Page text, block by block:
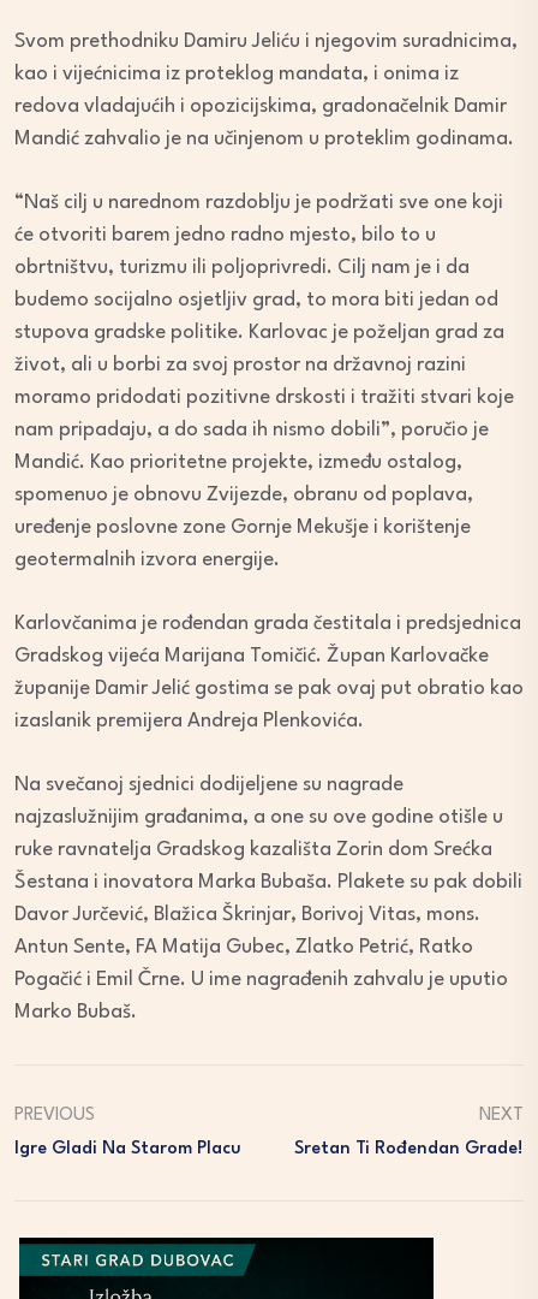
Svom prethodniku Damiru Jeliću i njegovim suradnicima,
kao i vijećnicima iz proteklog mandata, i onima iz
redova vladajućih i opozicijskima, gradonačelnik Damir
Mandić zahvalio je na učinjenom u proteklim godinama.
“Naš cilj u narednom razdoblju je podržati sve one koji
će otvoriti barem jedno radno mjesto, bilo to u
obrtništvu, turizmu ili poljoprivredi. Cilj nam je i da
budemo socijalno osjetljiv grad, to mora biti jedan od
stupova gradske politike. Karlovac je poželjan grad za
život, ali u borbi za svoj prostor na državnoj razini
moramo pridodati pozitivne drskosti i tražiti stvari koje
nam pripadaju, a do sada ih nismo dobili”, poručio je
Mandić. Kao prioritetne projekte, između ostalog,
spomenuo je obnovu Zvijezde, obranu od poplava,
uređenje poslovne zone Gornje Mekušje i korištenje
geotermalnih izvora energije.
Karlovčanima je rođendan grada čestitala i predsjednica
Gradskog vijeća Marijana Tomičić. Župan Karlovačke
županije Damir Jelić gostima se pak ovaj put obratio kao
izaslanik premijera Andreja Plenkovića.
Na svečanoj sjednici dodijeljene su nagrade
najzaslužnijim građanima, a one su ove godine otišle u
ruke ravnatelja Gradskog kazališta Zorin dom Srećka
Šestana i inovatora Marka Bubaša. Plakete su pak dobili
Davor Jurčević, Blažica Škrinjar, Borivoj Vitas, mons.
Antun Sente, FA Matija Gubec, Zlatko Petrić, Ratko
Pogačić i Emil Črne. U ime nagrađenih zahvalu je uputio
Marko Bubaš.
PREVIOUS
Igre Gladi Na Starom Placu
NEXT
Sretan Ti Rođendan Grade!